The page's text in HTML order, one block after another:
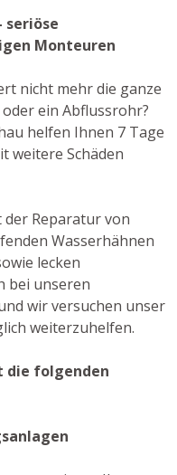
seriöse
Monteuren
nicht mehr die ganze
ein Abflussrohr?
helfen Ihnen 7 Tage
weitere Schäden
Reparatur von
Wasserhähnen
lecken
bei unseren
wir versuchen unser
weiterzuhelfen.
die folgenden